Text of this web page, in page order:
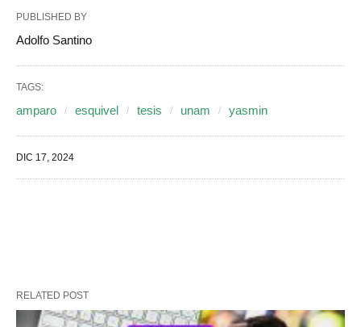
PUBLISHED BY
Adolfo Santino
TAGS:
amparo esquivel tesis unam yasmin
DIC 17, 2024
RELATED POST